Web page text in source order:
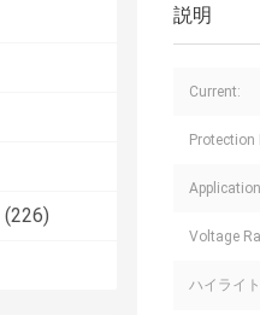
(226)
説明
Current:
Protection
Voltage
ハイライ